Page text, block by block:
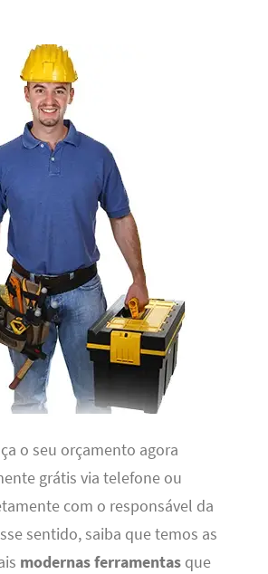
o seu orçamento agora
grátis via telefone ou
com o responsável da
sentido, saiba que temos as
modernas ferramentasque